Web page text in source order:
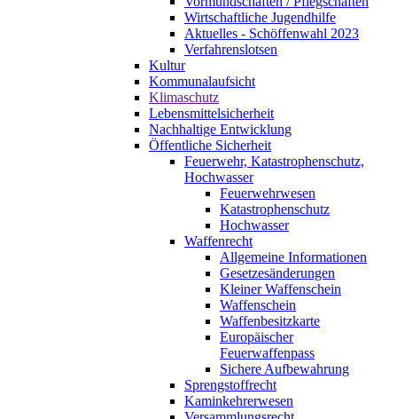
Wirtschaftliche Jugendhilfe
Aktuelles - Schöffenwahl 2023
Verfahrenslotsen
Kultur
Kommunalaufsicht
Klimaschutz
Lebensmittelsicherheit
Nachhaltige Entwicklung
Öffentliche Sicherheit
Feuerwehr, Katastrophenschutz,
Hochwasser
Feuerwehrwesen
Katastrophenschutz
Hochwasser
Waffenrecht
Allgemeine Informationen
Gesetzesänderungen
Kleiner Waffenschein
Waffenschein
Waffenbesitzkarte
Europäischer
Feuerwaffenpass
Sichere Aufbewahrung
Sprengstoffrecht
Kaminkehrerwesen